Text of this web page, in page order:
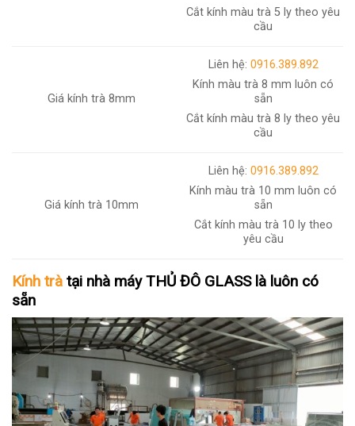
Cắt kính màu trà 5 ly theo yêu
cầu
Giá kính trà 8mm
Liên hệ: 0916.389.892
Kính màu trà 8 mm luôn có
sẵn
Cắt kính màu trà 8 ly theo yêu
cầu
Giá kính trà 10mm
Liên hệ: 0916.389.892
Kính màu trà 10 mm luôn có
sẵn
Cắt kính màu trà 10 ly theo
yêu cầu
Kính trà tại nhà máy THỦ ĐÔ GLASS là luôn có
sẵn